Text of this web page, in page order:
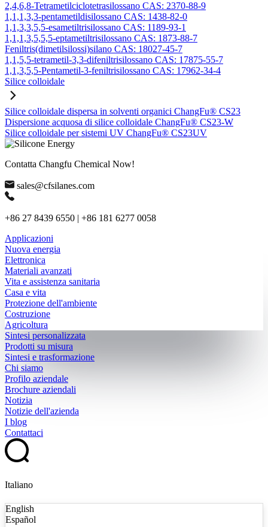
2,4,6,8-Tetrametilciclotetrasilossano CAS: 2370-88-9
1,1,1,3,3-pentametildisilossano CAS: 1438-82-0
1,1,3,3,5,5-esametiltrisilossano CAS: 1189-93-1
1,1,1,3,5,5,5-eptametiltrisilossano CAS: 1873-88-7
Feniltris(dimetilsilossi)silano CAS: 18027-45-7
1,1,5,5-tetrametil-3,3-difeniltrisilossano CAS: 17875-55-7
1,1,3,5,5-Pentametil-3-feniltrisilossano CAS: 17962-34-4
Silice colloidale
Silice colloidale dispersa in solventi organici ChangFu® CS23
Dispersione acquosa di silice colloidale ChangFu® CS23-W
Silice colloidale per sistemi UV ChangFu® CS23UV
Contatta Changfu Chemical Now!
sales@cfsilanes.com
+86 27 8439 6550 | +86 181 6277 0058
Applicazioni
Nuova energia
Elettronica
Materiali avanzati
Vita e assistenza sanitaria
Casa e vita
Protezione dell'ambiente
Costruzione
Agricoltura
Sintesi personalizzata
Prodotti su misura
Sintesi e trasformazione
Chi siamo
Profilo aziendale
Brochure aziendali
Notizia
Notizie dell'azienda
I blog
Contattaci
Italiano
English
Español